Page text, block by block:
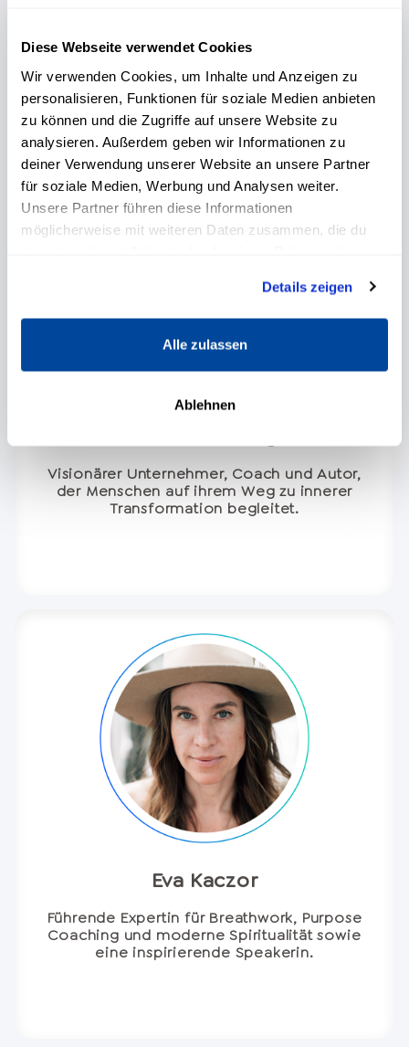
Diese Webseite verwendet Cookies
Wir verwenden Cookies, um Inhalte und Anzeigen zu
personalisieren, Funktionen für soziale Medien anbieten
zu können und die Zugriffe auf unsere Website zu
analysieren. Außerdem geben wir Informationen zu
deiner Verwendung unserer Website an unsere Partner
für soziale Medien, Werbung und Analysen weiter.
Unsere Partner führen diese Informationen
möglicherweise mit weiteren Daten zusammen, die du
Details zeigen
Alle zulassen
Ablehnen
Persönlichkeitsentwicklung und Leadership in
Visionärer Unternehmer, Coach und Autor,
der Menschen auf ihrem Weg zu innerer
Transformation begleitet.
Eva Kaczor
Führende Expertin für Breathwork, Purpose
Coaching und moderne Spiritualität sowie
eine inspirierende Speakerin.